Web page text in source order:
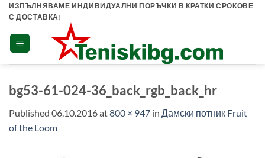
Skip
content
ИЗПЪЛНЯВАМЕ ИНДИВИДУАЛНИ ПОРЪЧКИ В КРАТКИ СРОКОВЕ
С ДОСТАВКА!
bg53-61-024-36_back_rgb_back_hr
Published 06.10.2016at800 × 947 in Дамски потник Fruit
of the Loom